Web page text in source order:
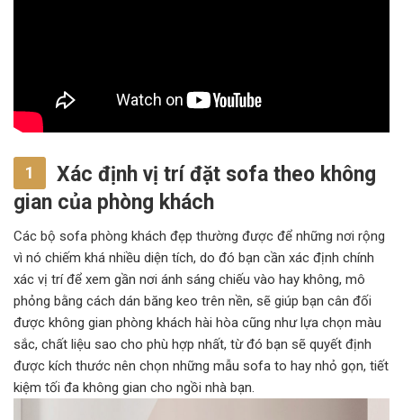
1
Xác định vị trí đặt sofa theo không
gian của phòng khách
Các bộ sofa phòng khách đẹp thường được để những nơi rộng
vì nó chiếm khá nhiều diện tích, do đó bạn cần xác định chính
xác vị trí để xem gần nơi ánh sáng chiếu vào hay không, mô
phỏng bằng cách dán băng keo trên nền, sẽ giúp bạn cân đối
được không gian phòng khách hài hòa cũng như lựa chọn màu
sắc, chất liệu sao cho phù hợp nhất, từ đó bạn sẽ quyết định
được kích thước nên chọn những mẫu sofa to hay nhỏ gọn, tiết
kiệm tối đa không gian cho ngồi nhà bạn.